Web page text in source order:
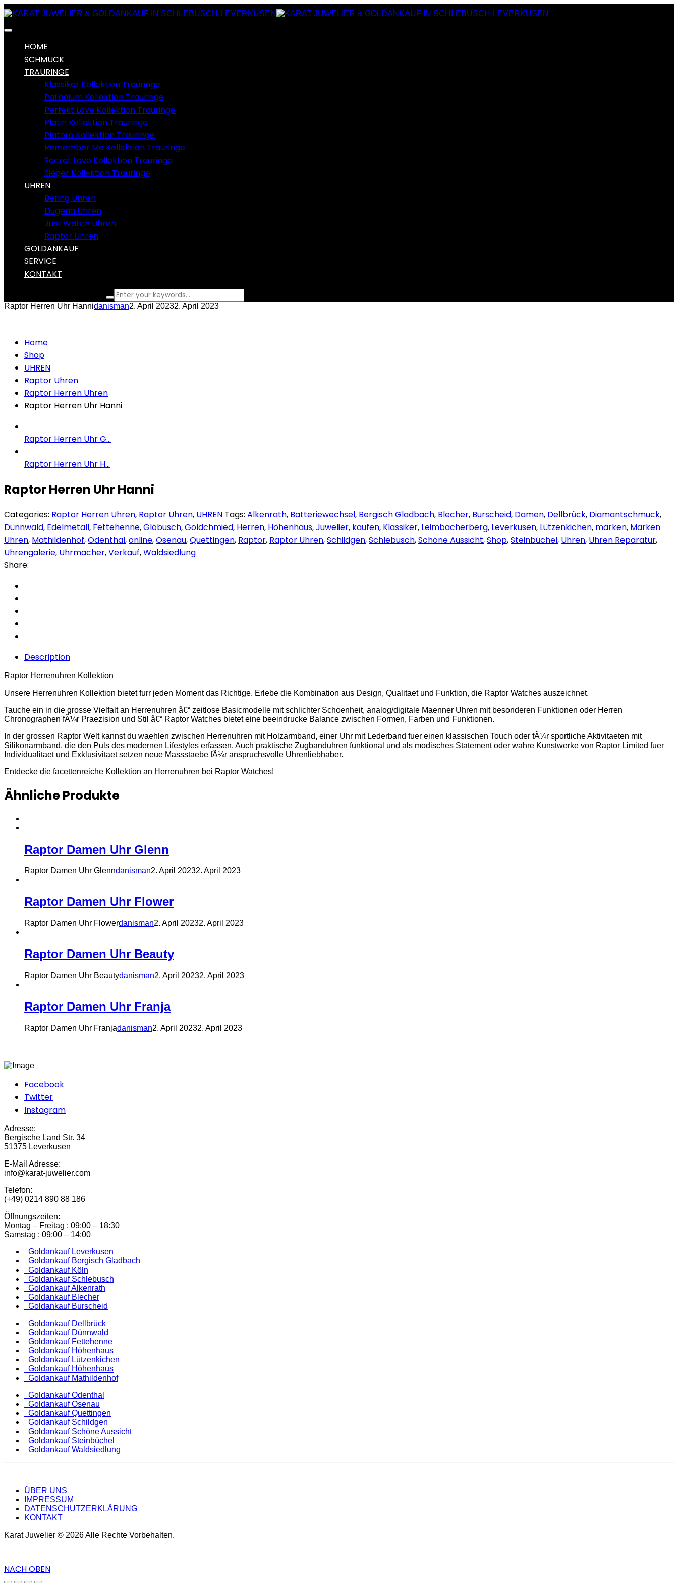
HOME
SCHMUCK
TRAURINGE
Klassiker Kollektion Trauringe
Palladium Kollektion Trauringe
Perfekt Love Kollektion Trauringe
Platin Kollektion Trauringe
Platora Kollektion Trauringe
Remember Me Kollektion Trauringe
Secret Love Kollektion Trauringe
Sieger Kollektion Trauringe
UHREN
Bering Uhren
Dugena Uhren
Just Watch Uhren
Raptor Uhren
GOLDANKAUF
SERVICE
KONTAKT
Raptor Herren Uhr Hannidanisman2. April 20232. April 2023
Home
Shop
UHREN
Raptor Uhren
Raptor Herren Uhren
Raptor Herren Uhr Hanni
Raptor Herren Uhr G...
Raptor Herren Uhr H...
Raptor Herren Uhr Hanni
Categories: Raptor Herren Uhren, Raptor Uhren, UHREN Tags: Alkenrath, Batteriewechsel, Bergisch Gladbach, Blecher, Burscheid, Damen, Dellbrück, Diamantschmuck,
Dünnwald, Edelmetall, Fettehenne,Glöbusch,Goldchmied, Herren, Höhenhaus,Juwelier, kaufen, Klassiker, Leimbacherberg, Leverkusen, Lützenkichen, marken, Marken
Uhren, Mathildenhof,Odenthal,online,Osenau,Quettingen, Raptor, Raptor Uhren,Schildgen,Schlebusch,Schöne Aussicht,Shop,Steinbüchel, Uhren, Uhren Reparatur,
Uhrengalerie, Uhrmacher,Verkauf,Waldsiedlung
Share:
Description
Raptor Herrenuhren Kollektion
Unsere Herrenuhren Kollektion bietet furr jeden Moment das Richtige. Erlebe die Kombination aus Design, Qualitaet und Funktion, die Raptor Watches auszeichnet.
Tauche ein in die grosse Vielfalt an Herrenuhren â€“ zeitlose Basicmodelle mit schlichter Schoenheit, analog/digitale Maenner Uhren mit besonderen Funktionen oder Herren
Chronographen fÃ¼r Praezision und Stil â€“ Raptor Watches bietet eine beeindrucke Balance zwischen Formen, Farben und Funktionen.
In der grossen Raptor Welt kannst du waehlen zwischen Herrenuhren mit Holzarmband, einer Uhr mit Lederband fuer einen klassischen Touch oder fÃ¼r sportliche Aktivitaeten mit
Silikonarmband, die den Puls des modernen Lifestyles erfassen. Auch praktische Zugbanduhren funktional und als modisches Statement oder wahre Kunstwerke von Raptor Limited fuer
Individualitaet und Exklusivitaet setzen neue Massstaebe fÃ¼r anspruchsvolle Uhrenliebhaber.
Entdecke die facettenreiche Kollektion an Herrenuhren bei Raptor Watches!
Ähnliche Produkte
Raptor Damen Uhr Glenn
Raptor Damen Uhr Glenndanisman2. April 20232. April 2023
Raptor Damen Uhr Flower
Raptor Damen Uhr Flowerdanisman2. April 20232. April 2023
Raptor Damen Uhr Beauty
Raptor Damen Uhr Beautydanisman2. April 20232. April 2023
Raptor Damen Uhr Franja
Raptor Damen Uhr Franjadanisman2. April 20232. April 2023
Facebook
Twitter
Instagram
Adresse:
Bergische Land Str. 34
51375 Leverkusen
E-Mail Adresse:
info@karat-juwelier.com
Telefon:
(+49) 0214 890 88 186
Öffnungszeiten:
Montag – Freitag : 09:00 – 18:30
Samstag : 09:00 – 14:00
Goldankauf Leverkusen
Goldankauf Bergisch Gladbach
Goldankauf Köln
Goldankauf Schlebusch
Goldankauf Alkenrath
Goldankauf Blecher
Goldankauf Burscheid
Goldankauf Dellbrück
Goldankauf Dünnwald
Goldankauf Fettehenne
Goldankauf Höhenhaus
Goldankauf Lützenkichen
Goldankauf Höhenhaus
Goldankauf Mathildenhof
Goldankauf Odenthal
Goldankauf Osenau
Goldankauf Quettingen
Goldankauf Schildgen
Goldankauf Schöne Aussicht
Goldankauf Steinbüchel
Goldankauf Waldsiedlung
ÜBER UNS
IMPRESSUM
DATENSCHUTZERKLÄRUNG
KONTAKT
Karat Juwelier © 2026 Alle Rechte Vorbehalten.
NACH OBEN